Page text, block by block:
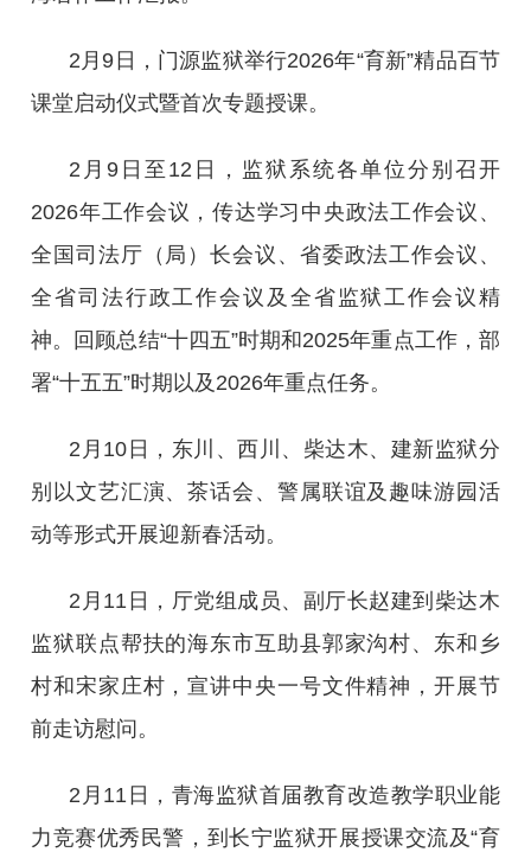
2月9日，门源监狱举行2026年“育新”精品百节
课堂启动仪式暨首次专题授课。
2月9日至12日，监狱系统各单位分别召开
2026年工作会议，传达学习中央政法工作会议、
全国司法厅（局）长会议、省委政法工作会议、
全省司法行政工作会议及全省监狱工作会议精
神。回顾总结“十四五”时期和2025年重点工作，部
署“十五五”时期以及2026年重点任务。
2月10日，东川、西川、柴达木、建新监狱分
别以文艺汇演、茶话会、警属联谊及趣味游园活
动等形式开展迎新春活动。
2月11日，厅党组成员、副厅长赵建到柴达木
监狱联点帮扶的海东市互助县郭家沟村、东和乡
村和宋家庄村，宣讲中央一号文件精神，开展节
前走访慰问。
2月11日，青海监狱首届教育改造教学职业能
力竞赛优秀民警，到长宁监狱开展授课交流及“育